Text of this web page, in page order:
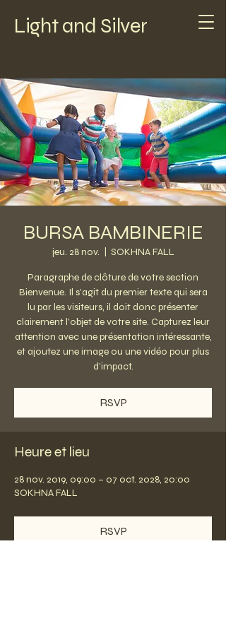
Light and Silver
BURSA BAMBINERIE
jeu. 28 nov. SOKHNA FALL
Paragraphe de clôture de votre section
Bienvenue. Il s'agit du premier texte qui sera
lu par les visiteurs, il doit donc présenter
clairement l'objet de votre site. Capturez leur
attention avec une présentation intéressante,
et ajoutez une image ou une vidéo pour plus
d'impact.
RSVP
Heure et lieu
28 nov. 2019, 09:00 – 07 oct. 2028, 20:00
SOKHNA FALL
RSVP